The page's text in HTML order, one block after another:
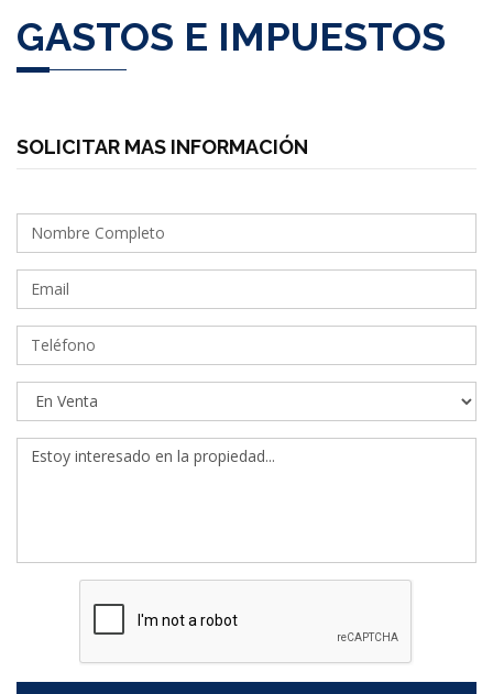
GASTOS E IMPUESTOS
SOLICITAR MAS INFORMACIÓN